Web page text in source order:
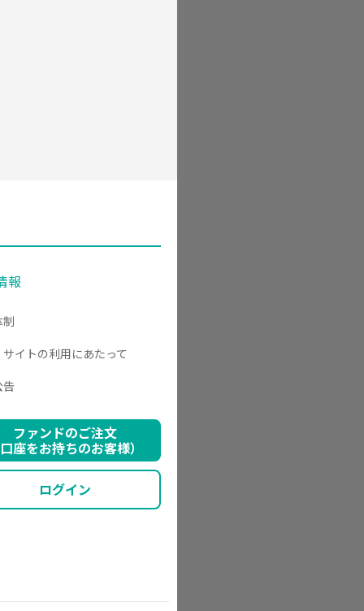
報
イトの利用にあたって
告
ファンドのご注文
座をお持ちのお客様）
ログイン